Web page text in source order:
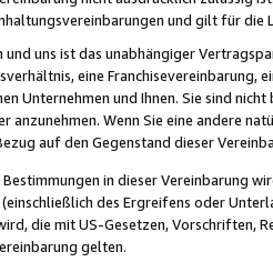
und gilt für die
und uns ist das unabhängiger
eine Franchisevereinbarung,
Unternehmen und Ihnen. Sie sind
anzunehmen. Wenn Sie eine andere
auf den Gegenstand dieser
in dieser Vereinbarung
des Ergreifens oder
die mit US-Gesetzen, Vorschriften,
gelten.